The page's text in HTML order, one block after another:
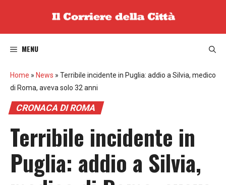
MENU
Home » News » Terribile incidente in Puglia: addio a Silvia, medico
di Roma, aveva solo 32 anni
CRONACA DI ROMA
Terribile incidente in
Puglia: addio a Silvia,